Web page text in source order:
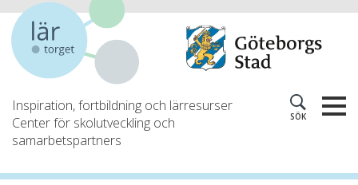
Inspiration, fortbildning och lärresurser
Center för skolutveckling och
samarbetspartners
SÖK